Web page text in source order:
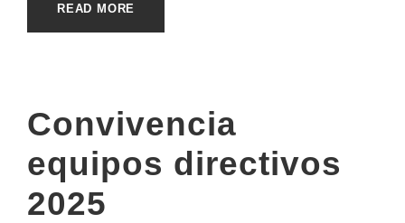
READ MORE
Convivencia
equipos directivos
2025